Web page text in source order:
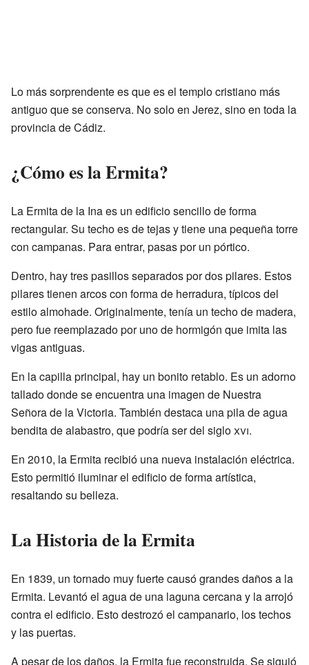
Lo más sorprendente es que es el templo cristiano más
antiguo que se conserva. No solo en Jerez, sino en toda la
provincia de Cádiz.
¿Cómo es la Ermita?
La Ermita de la Ina es un edificio sencillo de forma
rectangular. Su techo es de tejas y tiene una pequeña torre
con campanas. Para entrar, pasas por un pórtico.
Dentro, hay tres pasillos separados por dos pilares. Estos
pilares tienen arcos con forma de herradura, típicos del
estilo almohade. Originalmente, tenía un techo de madera,
pero fue reemplazado por uno de hormigón que imita las
vigas antiguas.
En la capilla principal, hay un bonito retablo. Es un adorno
tallado donde se encuentra una imagen de Nuestra
Señora de la Victoria. También destaca una pila de agua
bendita de alabastro, que podría ser del sigloxvi.
En 2010, la Ermita recibió una nueva instalación eléctrica.
Esto permitió iluminar el edificio de forma artística,
resaltando su belleza.
La Historia de la Ermita
En 1839, un tornado muy fuerte causó grandes daños a la
Ermita. Levantó el agua de una laguna cercana y la arrojó
contra el edificio. Esto destrozó el campanario, los techos
y las puertas.
A pesar de los daños, la Ermita fue reconstruida. Se siguió